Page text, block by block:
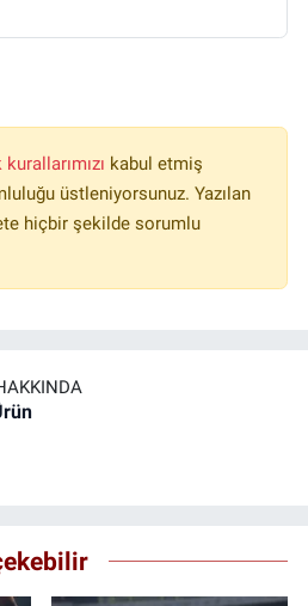
kabul etmiş
üstleniyorsunuz. Yazılan
hiçbir şekilde sorumlu